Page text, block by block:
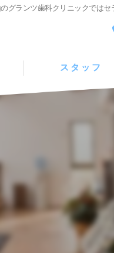
グランツ歯科クリニックでは
スタッフ